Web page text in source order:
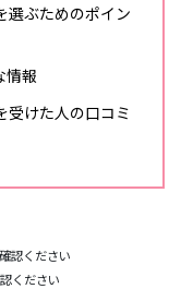
選ぶためのポイン
情報
受けた人の口コミ
認ください
ください